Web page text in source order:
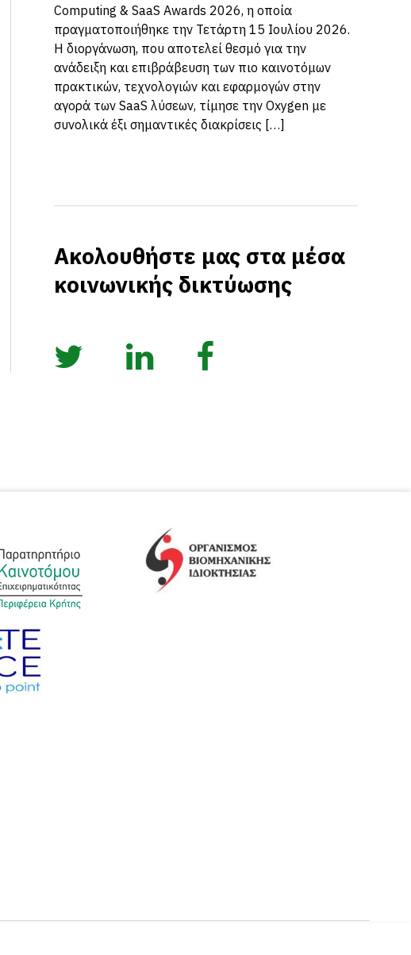
Computing & SaaS Awards 2026, η οποία
πραγματοποιήθηκε την Τετάρτη 15 Ιουλίου 2026.
Η διοργάνωση, που αποτελεί θεσμό για την
ανάδειξη και επιβράβευση των πιο καινοτόμων
πρακτικών, τεχνολογιών και εφαρμογών στην
αγορά των SaaS λύσεων, τίμησε την Oxygen με
συνολικά έξι σημαντικές διακρίσεις […]
Ακολουθήστε μας στα μέσα
κοινωνικής δικτύωσης